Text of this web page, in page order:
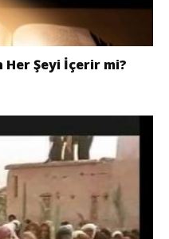
Şeyi İçerir mi?